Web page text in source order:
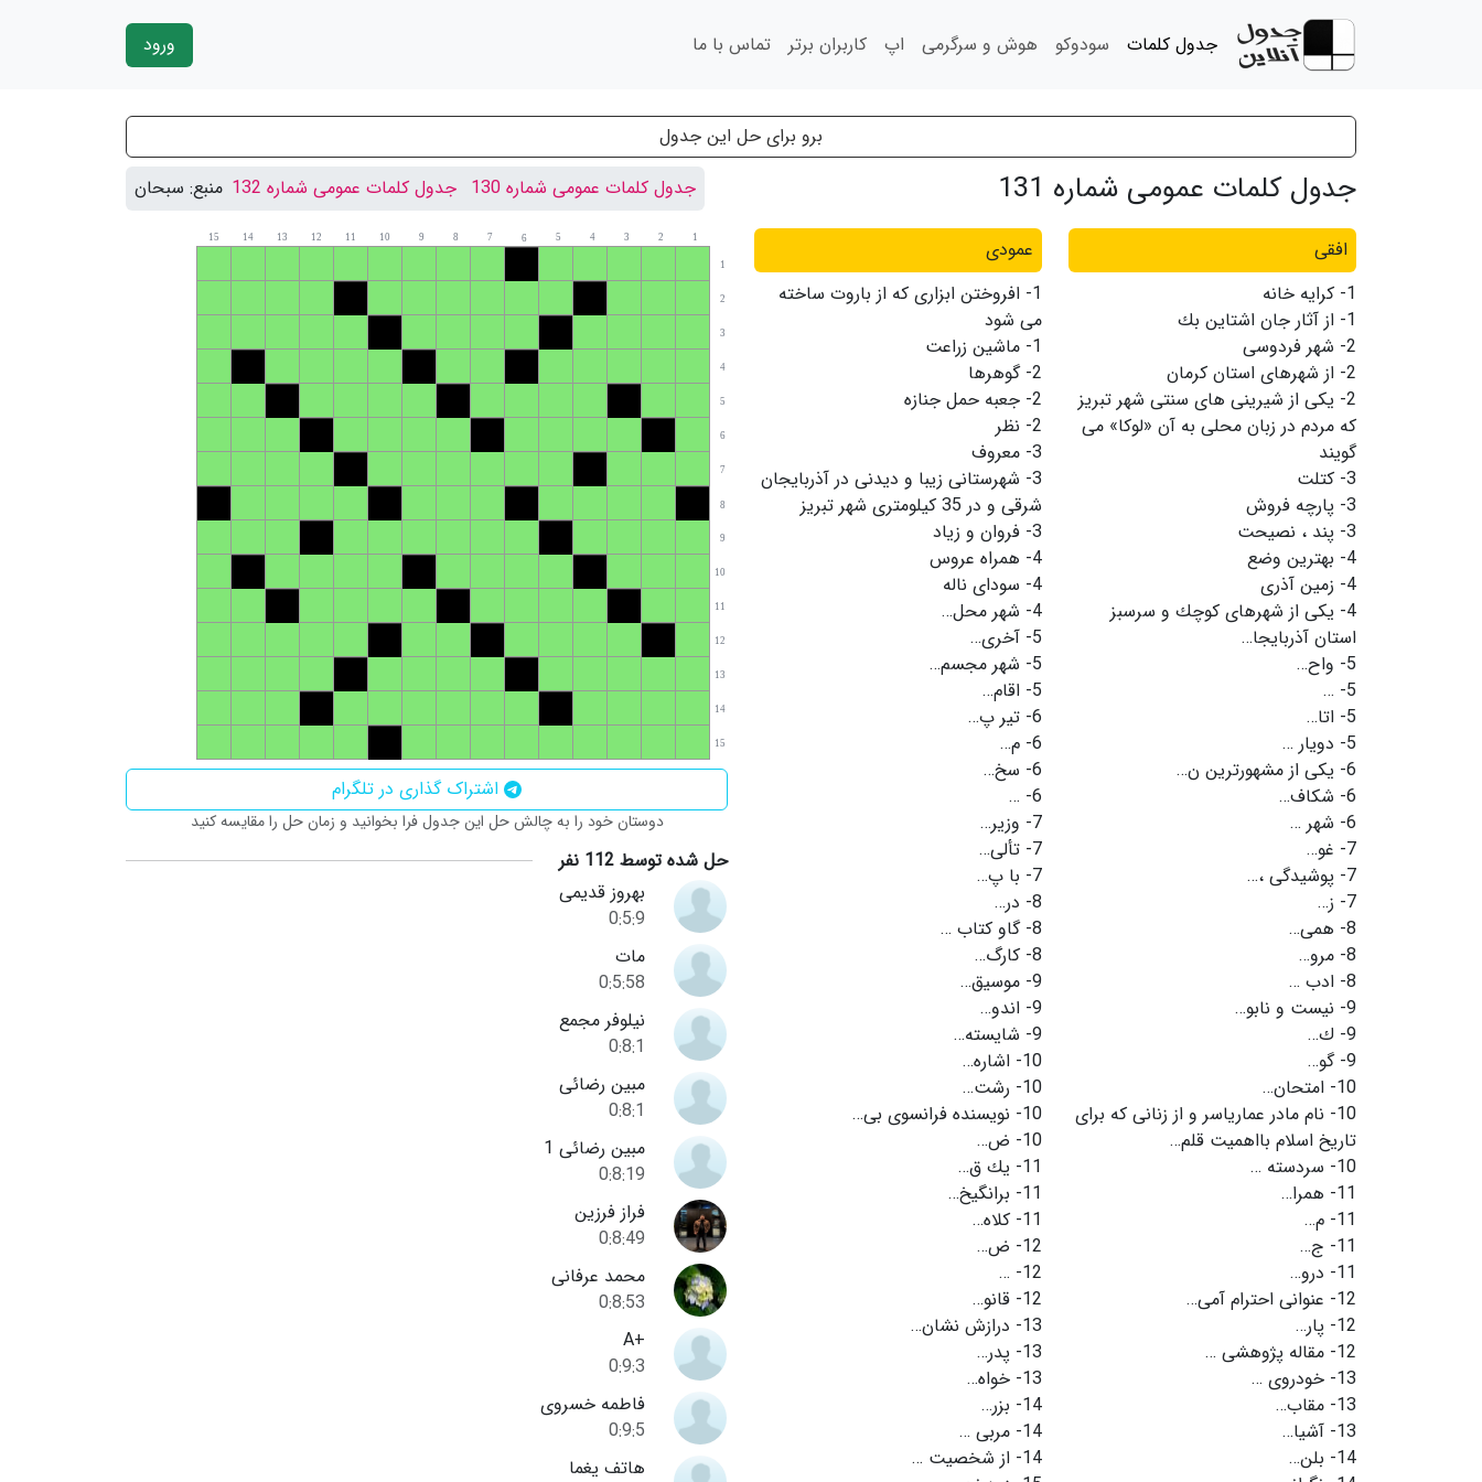
جدول کلمات سودوکو هوش و سرگرمی اپ کاربران برتر تماس با ما ورود
برو برای حل این جدول
جدول کلمات عمومی شماره 131 جدول کلمات عمومی شماره 130 جدول کلمات عمومی شماره 132 منبع: سبحان
1
1
2
3
4
5
6
7
8
9
10
11
12
13
14
15
2
3
4
5
6
7
8
9
10
11
12
13
14
15
اشتراک گذاری در تلگرام
دوستان خود را به چالش حل این جدول فرا بخوانید و زمان حل را مقایسه کنید
حل شده توسط 112 نفر
بهروز قدیمی
0:5:9
مات
0:5:58
نیلوفر مجمع
0:8:1
مبین رضائی
0:8:1
مبین رضائی 1
0:8:19
فراز فرزین
0:8:49
محمد عرفانی
0:8:53
+A
0:9:3
فاطمه خسروی
0:9:5
هاتف یغما
افقی
1- كرایه خانه
1- از آثار جان اشتاین بك
2- شهر فردوسی
2- از شهرهای استان كرمان
2- یكی از شیرینی های سنتی شهر تبریز
كه مردم در زبان محلی به آن «لوكا» می
گویند
3- كتلت
3- پارچه فروش
3- پند ، نصیحت
4- بهترین وضع
4- زمین آذری
4- یكی از شهرهای كوچك و سرسبز
استان آذربایجا…
5- واح…
5-
…
5- اتا…
5- دویار …
6- یكی از مشهورترین ن…
6- شكاف…
6- شهر …
7- غو…
7- پوشیدگی ،…
7- ز…
8- همی…
8- مرو…
8- ادب …
9- نیست و نابو…
9- ك…
9- گو…
10- امتحان…
10- نام مادر عماریاسر و از زنانی كه برای
تاریخ اسلام بااهمیت قلم…
10- سردسته …
11- همرا…
11- م…
11- ج…
11- درو…
12- عنوانی احترام آمی…
12- پار…
12- مقاله پژوهشی …
13- خودروی …
13- مقاب…
13- آشیا…
14- بلن…
عمودی
1- افروختن ابزاری كه از باروت ساخته
می شود
1- ماشین زراعت
2- گوهرها
2- جعبه حمل جنازه
2- نظر
3- معروف
3- شهرستانی زیبا و دیدنی در آذربایجان
شرقی و در 35 كیلومتری شهر تبریز
3- فروان و زیاد
4- همراه عروس
4- سودای ناله
4- شهر محل…
5- آخری…
5- شهر مجسم…
5- اقام…
6- تیر پ…
6- م…
6- سخ…
6-
…
7- وزیر…
7- تألی…
7- با پ…
8- در…
8- گاو كتاب …
8- كارگ…
9- موسیق…
9- اندو…
9- شایسته…
10- اشاره…
10- رشت…
10- نویسنده فرانسوی بی…
10- ض…
11- یك ق…
11- برانگیخ…
11- كلاه…
12- ض…
12-
…
12- قانو…
13- درازش نشان…
13- پدر…
13- خواه…
14- بزر…
14- مربی …
14- از شخصیت …